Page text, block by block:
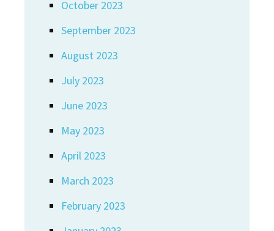
October 2023
September 2023
August 2023
July 2023
June 2023
May 2023
April 2023
March 2023
February 2023